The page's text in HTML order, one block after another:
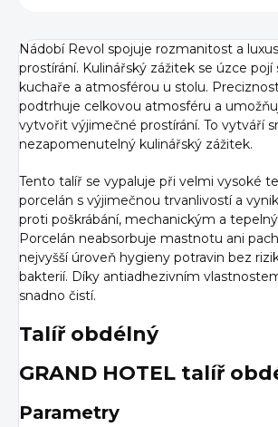
Nádobí Revol spojuje rozmanitost a
prostírání. Kulinářský zážitek se úzce pojí
kuchaře a atmosférou u stolu.
podtrhuje celkovou atmosféru a
vytvořit výjimečné prostírání. To vytváří
nezapomenutelný kulinářský zážitek.
Tento talíř se vypaluje při velmi vysoké
porcelán s výjimečnou trvanlivostí a
proti poškrábání, mechanickým a
Porcelán neabsorbuje mastnotu ani
nejvyšší úroveň hygieny potravin bez
bakterií. Díky antiadhezivním
snadno čistí.
Talíř obdélný
GRAND HOTEL talíř
Parametry